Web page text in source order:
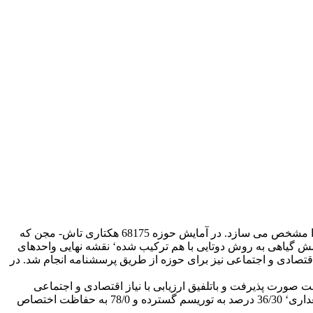
آمایش سرزمین علمی است که با توجه به ویژگیهای اکولوژیکی سرزمین و شرایط اقتصادی – اجتماعی آن ‘ نوع استفاده بهینه از سرزمین را مشخص می سازد. در آمایش حوزه 68175 هکتاری تاش- مجن که
به روش دوتایی با هم ترکیب شده‘ نقشه نهایی واحدهای
و اجتماعی نیز برای حوزه از طریق پرسشنامه انجام شد. در
پذیرفت و باتلفیق ارزیابی با نیاز اقتصادی و اجتماعی
منطقه‘ کارآمایش سرزمین حوزه به پایان رسید. در نتیجه کار آمایش از کل مساحت منطقه 23/11 درصد به کشاورزی ‘ 63/47 درصد به مرتعداری‘ 36/30 درصد به توریسم گسترده و 78/0 به حفاظت اختصاص